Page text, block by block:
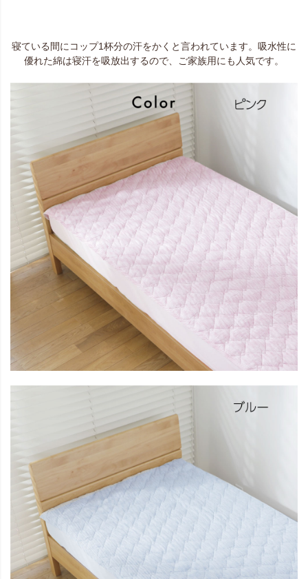
寝ている間にコップ1杯分の汗をかくと言われています。吸水性に
優れた綿は寝汗を吸放出するので、ご家族用にも人気です。